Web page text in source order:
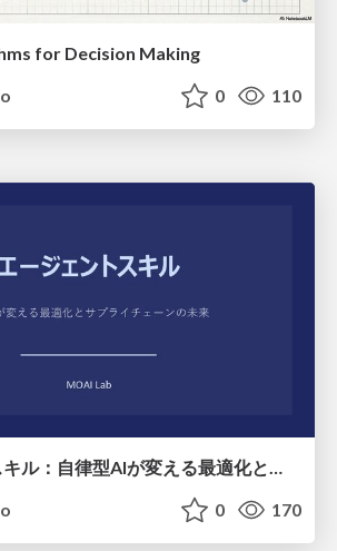
for Decision Making
0 110
エージェントスキル：自律型AIが変える最適化とサプライチェーンの未来
0 170